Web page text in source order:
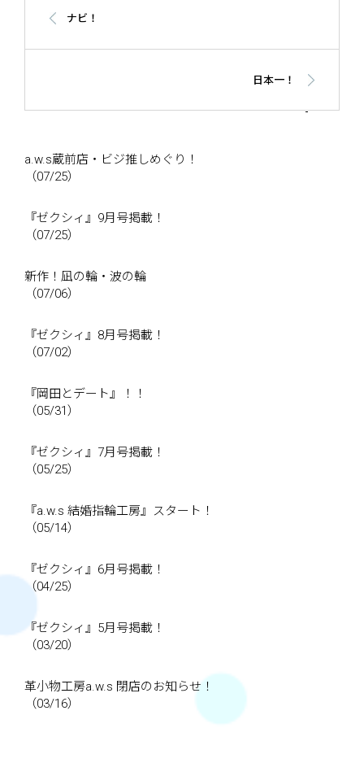
ナビ！
日本一！
a.w.s蔵前店・ビジ推しめぐり！
（07/25）
『ゼクシィ』9月号掲載！
（07/25）
新作！凪の輪・波の輪
（07/06）
『ゼクシィ』8月号掲載！
（07/02）
『岡田とデート』！！
（05/31）
『ゼクシィ』7月号掲載！
（05/25）
『a.w.s 結婚指輪工房』スタート！
（05/14）
『ゼクシィ』6月号掲載！
（04/25）
『ゼクシィ』5月号掲載！
（03/20）
革小物工房a.w.s 閉店のお知らせ！
（03/16）